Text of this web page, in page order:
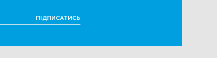
ПІДПИСАТИСЬ